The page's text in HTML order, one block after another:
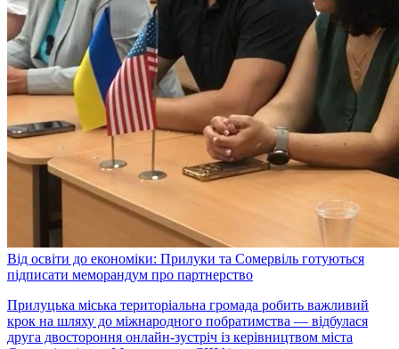
Від освіти до економіки: Прилуки та Сомервіль готуються
підписати меморандум про партнерство
Прилуцька міська територіальна громада робить важливий
крок на шляху до міжнародного побратимства — відбулася
друга двостороння онлайн-зустріч із керівництвом міста